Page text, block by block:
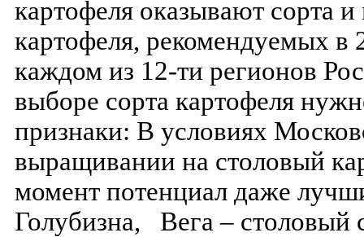
картофеля оказывают сорта
картофеля, рекомендуемых в
каждом из 12-ти регионов
выборе сорта картофеля
признаки: В условиях
выращивании на столовый
момент потенциал даже
Голубизна, Вега – столовый